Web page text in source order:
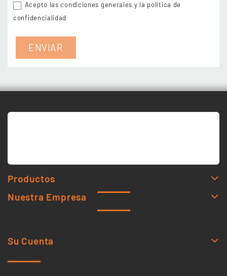
Acepto las condiciones generales y la política de
confidencialidad
Productos
Nuestra Empresa
Su Cuenta